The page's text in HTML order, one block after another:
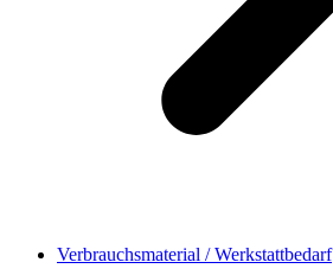
Verbrauchsmaterial / Werkstattbedarf